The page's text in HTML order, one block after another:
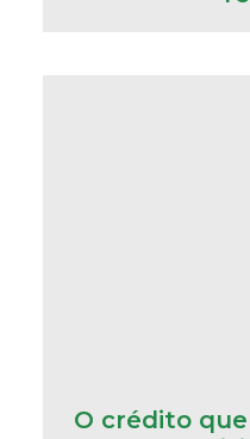
O crédito